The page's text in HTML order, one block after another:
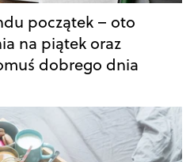
początek – oto
na piątek oraz
dobrego dnia